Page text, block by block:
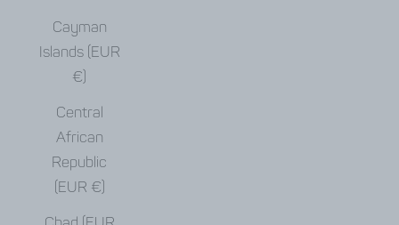
Cayman
Islands (EUR
€)
Central
African
Republic
(EUR €)